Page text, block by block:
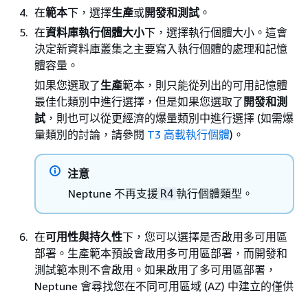
在範本下，選擇生產或開發和測試 。
在資料庫執行個體大小下，選擇執行個體大小。這會
決定新資料庫叢集之主要寫入執行個體的處理和記憶
體容量。
如果您選取了生產範本，則只能從列出的可用記憶體
最佳化類別中進行選擇，但是如果您選取了 開發和測
試 ，則也可以從更經濟的爆量類別中進行選擇 (如需爆
量類別的討論，請參閱 T3 高載執行個體)。
注意
Neptune 不再支援 R4 執行個體類型。
在可用性與持久性下，您可以選擇是否啟用多可用區
部署。生產範本預設會啟用多可用區部署，而開發和
測試範本則不會啟用。如果啟用了多可用區部署，
Neptune 會尋找您在不同可用區域 (AZ) 中建立的僅供